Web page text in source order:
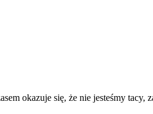
okazuje się, że nie jesteśmy